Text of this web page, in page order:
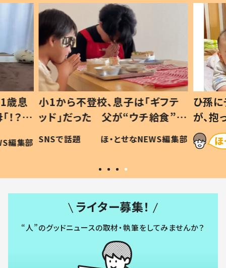
歳息
？」
編集部
小1から不登校、息子は「ギフテ
ッド」だった 父が“ウチ給食”を
作り続ける理由とは #令和の親
#令和の子
SNSで話題 ほ・とせなNEWS編集部
ひ孫
が、
「涙が
い」
ライター募集！
“人”のグッドニュースの取材・執筆をしてみませんか？